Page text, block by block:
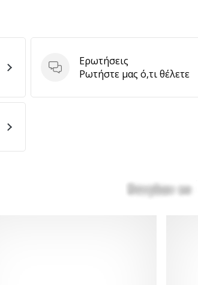
Ερωτήσεις
Ερωτήσεις
Ρωτήστε μας ό,τι θέλετε